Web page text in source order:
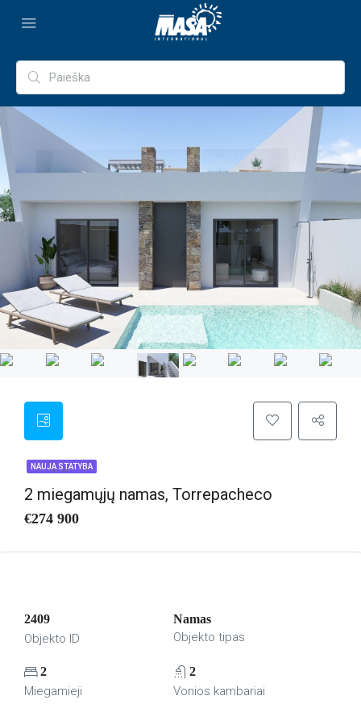
NAUJA STATYBA
2 miegamųjų namas, Torrepacheco
€274 900
2409
Objekto ID
Namas
Objekto tipas
2
Miegamieji
2
Vonios kambariai